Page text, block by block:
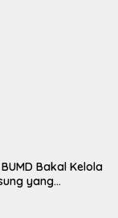
Bakal Kelola
yang